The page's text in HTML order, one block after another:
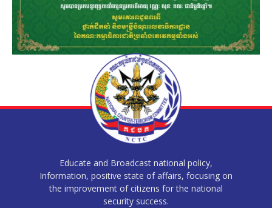
Educate and Broadcast national policy,
Information, positive state of affairs, focusing on
the improvement of citizens for the national
security success.